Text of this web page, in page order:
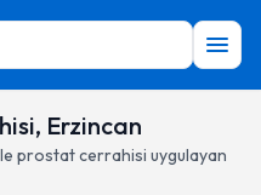
Erzincan
prostat cerrahisi uygulayan